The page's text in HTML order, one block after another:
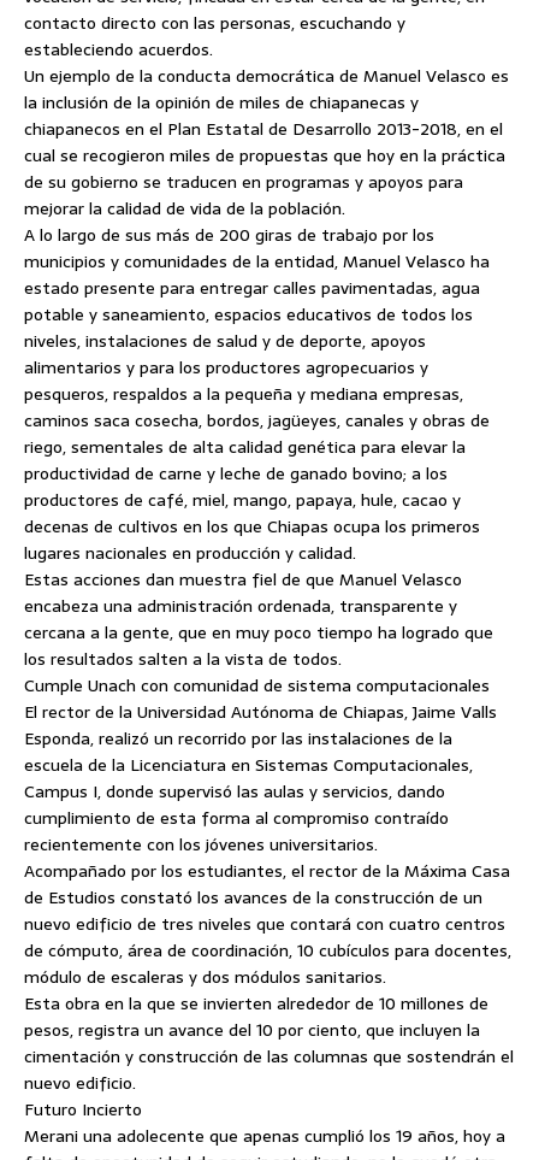
contacto directo con las personas, escuchando y
estableciendo acuerdos.
Un ejemplo de la conducta democrática de Manuel Velasco es
la inclusión de la opinión de miles de chiapanecas y
chiapanecos en el Plan Estatal de Desarrollo 2013-2018, en el
cual se recogieron miles de propuestas que hoy en la práctica
de su gobierno se traducen en programas y apoyos para
mejorar la calidad de vida de la población.
A lo largo de sus más de 200 giras de trabajo por los
municipios y comunidades de la entidad, Manuel Velasco ha
estado presente para entregar calles pavimentadas, agua
potable y saneamiento, espacios educativos de todos los
niveles, instalaciones de salud y de deporte, apoyos
alimentarios y para los productores agropecuarios y
pesqueros, respaldos a la pequeña y mediana empresas,
caminos saca cosecha, bordos, jagüeyes, canales y obras de
riego, sementales de alta calidad genética para elevar la
productividad de carne y leche de ganado bovino; a los
productores de café, miel, mango, papaya, hule, cacao y
decenas de cultivos en los que Chiapas ocupa los primeros
lugares nacionales en producción y calidad.
Estas acciones dan muestra fiel de que Manuel Velasco
encabeza una administración ordenada, transparente y
cercana a la gente, que en muy poco tiempo ha logrado que
los resultados salten a la vista de todos.
Cumple Unach con comunidad de sistema computacionales
El rector de la Universidad Autónoma de Chiapas, Jaime Valls
Esponda, realizó un recorrido por las instalaciones de la
escuela de la Licenciatura en Sistemas Computacionales,
Campus I, donde supervisó las aulas y servicios, dando
cumplimiento de esta forma al compromiso contraído
recientemente con los jóvenes universitarios.
Acompañado por los estudiantes, el rector de la Máxima Casa
de Estudios constató los avances de la construcción de un
nuevo edificio de tres niveles que contará con cuatro centros
de cómputo, área de coordinación, 10 cubículos para docentes,
módulo de escaleras y dos módulos sanitarios.
Esta obra en la que se invierten alrededor de 10 millones de
pesos, registra un avance del 10 por ciento, que incluyen la
cimentación y construcción de las columnas que sostendrán el
nuevo edificio.
Futuro Incierto
Merani una adolecente que apenas cumplió los 19 años, hoy a